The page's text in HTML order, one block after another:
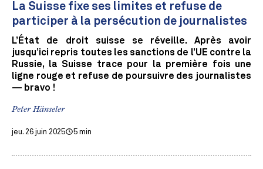
La Suisse fixe ses limites et refuse de
participer à la persécution de journalistes
L’État de droit suisse se réveille. Après avoir
jusqu’ici repris toutes les sanctions de l’UE contre la
Russie, la Suisse trace pour la première fois une
ligne rouge et refuse de poursuivre des journalistes
— bravo !
Peter Hänseler
jeu. 26 juin 2025 5 min